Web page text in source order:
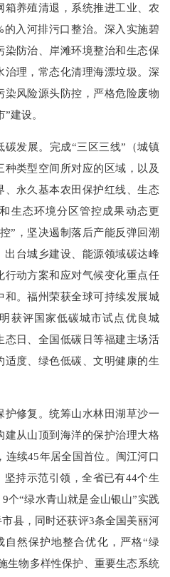
养殖清退，系统推进工业、农
入河排污口整治。深入实施碧
防治、岸滩环境整治和生态保
理，常态化清理海漂垃圾。深
染风险源头防控，严格危险废物
建设。
发展。完成“三区三线”（城镇
类型空间所对应的区域，以及
永久基本农田保护红线、生态
生态环境分区管控成果动态更
”，坚决遏制落后产能反弹回潮
出台城乡建设、能源领域碳达峰
行动方案和应对气候变化重点任
。福州荣获全球可持续发展城
获评国家低碳城市试点优良城
日、全国低碳日等福建主场活
度、绿色低碳、文明健康的生
修复。统筹山水林田湖草沙一
从山顶到海洋的保护治理大格
连续45年居全国首位。闽江河口
持示范引领，全省已有44个生
个“绿水青山就是金山银山”实践
县，同时还获评3条全国美丽河
然保护地整合优化，严格“绿
生物多样性保护、重要生态系统